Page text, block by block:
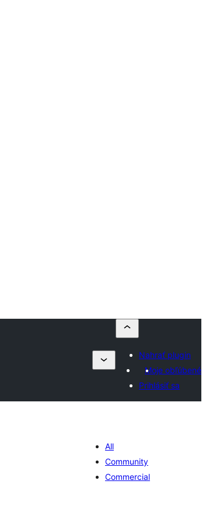
Nahrať plugin
Moje obľúbené
Prihlásiť sa
All
Community
Commercial